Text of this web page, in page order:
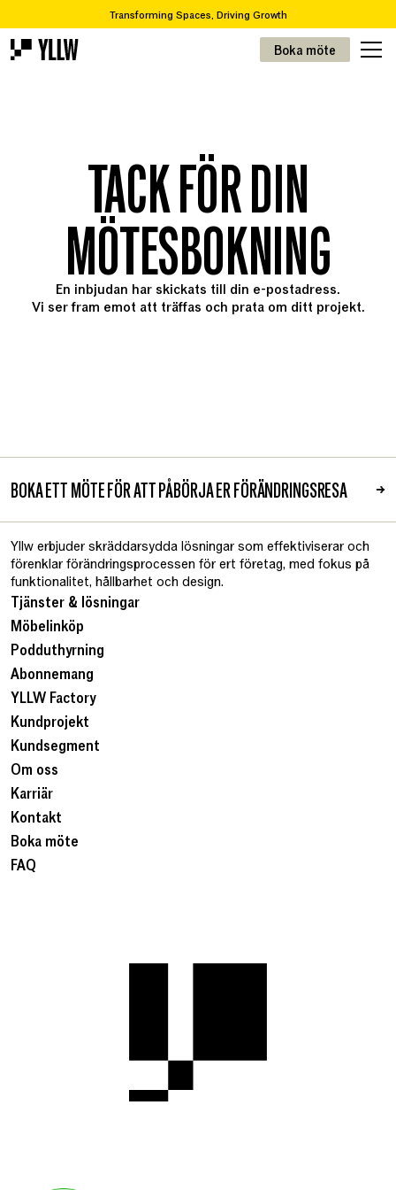
Transforming Spaces, Driving Growth
Prenumerationslösningar för kontor, från 49kr/m 2
Boka möte
TACK FÖR DIN
MÖTESBOKNING
En inbjudan har skickats till din e-postadress.
Vi ser fram emot att träffas och prata om ditt projekt.
BOKA ETT MÖTE FÖR ATT PÅBÖRJA ER FÖRÄNDRINGSRESA →
Yllw erbjuder skräddarsydda lösningar som effektiviserar och
förenklar förändringsprocessen för ert företag, med fokus på
funktionalitet, hållbarhet och design.
Tjänster & lösningar
Möbelinköp
Podduthyrning
Abonnemang
YLLW Factory
Kundprojekt
Kundsegment
Om oss
Karriär
Kontakt
Boka möte
FAQ